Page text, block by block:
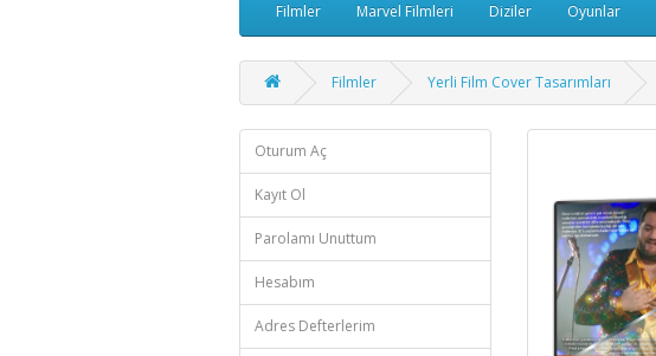
Filmler Marvel Filmleri Diziler Oyunlar
Filmler Yerli Film Cover Tasarımları
Oturum Aç
Kayıt Ol
Parolamı Unuttum
Hesabım
Adres Defterlerim